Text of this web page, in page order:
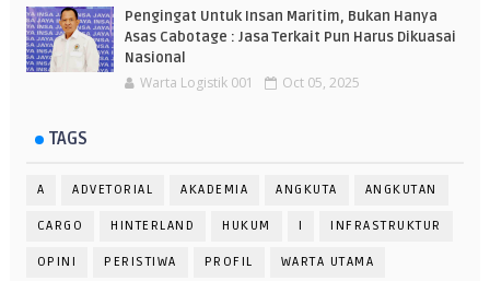
Pengingat Untuk Insan Maritim, Bukan Hanya
Asas Cabotage : Jasa Terkait Pun Harus Dikuasai
Nasional
Warta Logistik 001 Oct 05, 2025
TAGS
A ADVETORIAL AKADEMIA ANGKUTA ANGKUTAN
CARGO HINTERLAND HUKUM I INFRASTRUKTUR
OPINI PERISTIWA PROFIL WARTA UTAMA